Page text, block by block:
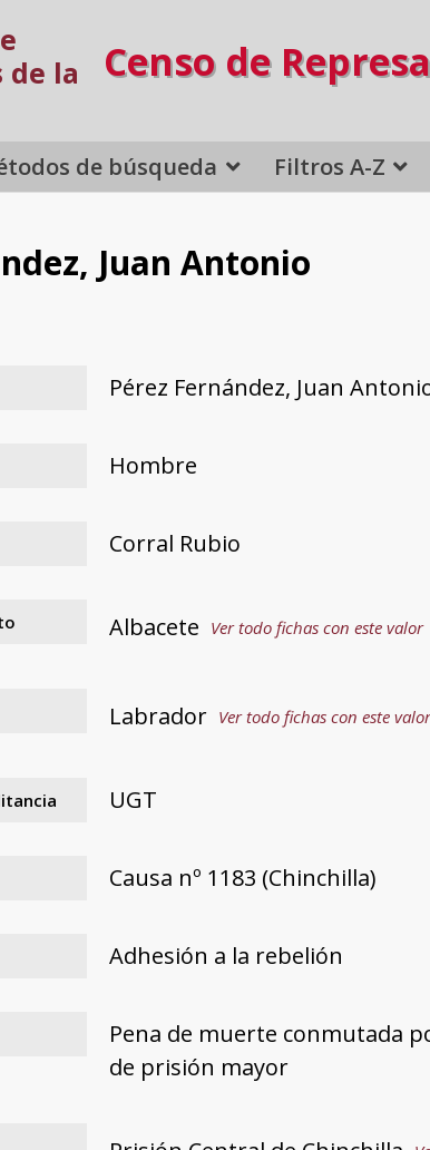
Censo de
de búsqueda Filtros A-Z
Juan Antonio
Pérez Fernández, Juan
Hombre
Corral Rubio
Albacete Ver todo fichas con este valor
Labrador Ver todo fichas con este valor
UGT
Causa nº 1183 (Chinchilla)
Adhesión a la rebelión
Pena de muerte conmutada
de prisión mayor